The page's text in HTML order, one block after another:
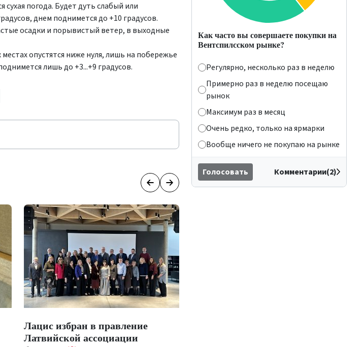
погода. Будет дуть слабый или
днем поднимется до +10 градусов.
осадки и порывистый ветер, в выходные
опустятся ниже нуля, лишь на побережье
лишь до +3...+9 градусов.
Лацис избран в правление
Латвийской ассоциации
Как часто вы совершаете покупки на
Вентспилсском рынке?
Регулярно, несколько раз в неделю
Примерно раз в неделю посещаю
рынок
Максимум раз в месяц
Очень редко, только на ярмарки
Вообще ничего не покупаю на рынке
Голосовать Комментарии(2)